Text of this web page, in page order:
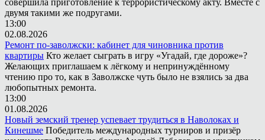
двумя такими же подругами.
13:00
02.08.2026
Ремонт по-заволжски: кабинет для чиновника против
квартиры Кто желает сыграть в игру «Угадай, где дороже»?
Желающих приглашаем к лёгкому и непринуждённому
чтению про то, как в Заволжске чуть было не взялись за два
любопытных ремонта.
13:00
01.08.2026
Новый земский тренер успевает трудиться в Наволоках и
Кинешме Победитель международных турниров и призёр